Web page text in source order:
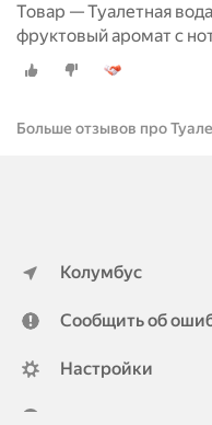
Товар — Туалетная
фруктовый аромат с
Больше отзывов про
Колумбус
Сообщить об
Настройки